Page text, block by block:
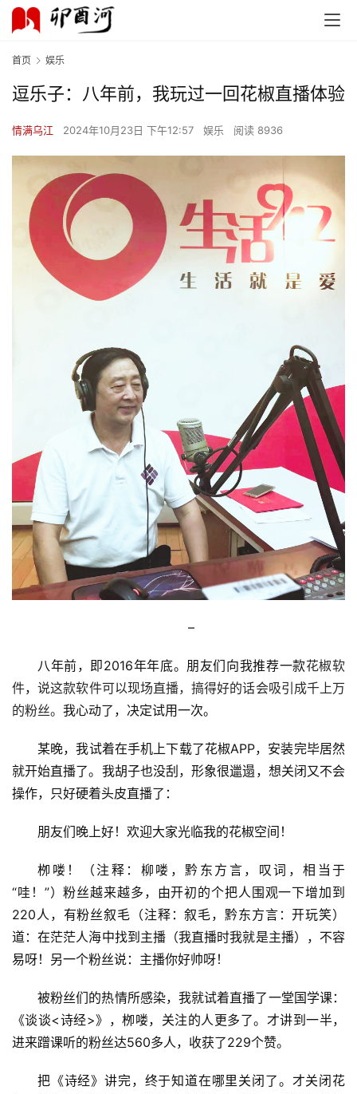
首页 娱乐
逗乐子：八年前，我玩过一回花椒直播体验
情满乌江 2024年10月23日 下午12:57 娱乐 阅读 8936
–
八年前，即2016年年底。朋友们向我推荐一款花椒软
件，说这款软件可以现场直播，搞得好的话会吸引成千上万
的粉丝。 我心动了，决定试用一次。
某晚，我试着在手机上下载了花椒APP，安装完毕居然
就开始直播了。我胡子也没刮，形象很邋遢，想关闭又不会
操作，只好硬着头皮直播了：
朋友们晚上好！欢迎大家光临我的花椒空间！
栁喽！（注释：柳喽，黔东方言，叹词，相当于
“哇！”）粉丝越来越多，由开初的个把人围观一下增加到
220人，有粉丝叙毛（注释：叙毛，黔东方言：开玩笑）
道：在茫茫人海中找到主播（我直播时我就是主播），不容
易呀！另一个粉丝说：主播你好帅呀！
被粉丝们的热情所感染，我就试着直播了一堂国学课：
《谈谈<诗经>》，栁喽，关注的人更多了。才讲到一半，
进来蹭课听的粉丝达560多人，收获了229个赞。
把《诗经》讲完，终于知道在哪里关闭了。才关闭花